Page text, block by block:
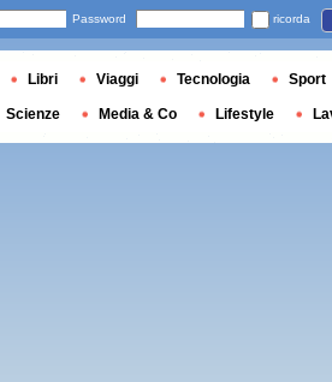
Password ricorda
Libri Viaggi Tecnologia Sport
Scienze Media & Co Lifestyle